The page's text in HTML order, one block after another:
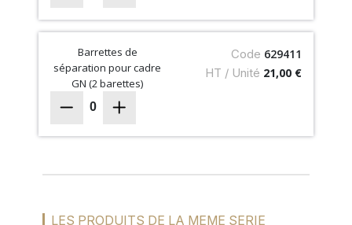
Barrettes de
séparation pour cadre
GN (2 barettes)
Code 629411
HT / Unité 21,00 €
0
LES PRODUITS DE LA MEME SERIE